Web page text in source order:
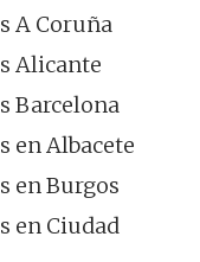
A Coruña
Alicante
Barcelona
en Albacete
en Burgos
en Ciudad